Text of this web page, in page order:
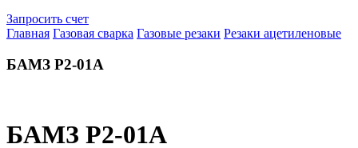
Запросить счет
Главная Газовая сварка Газовые резаки Резаки ацетиленовые
БАМЗ Р2-01А
БАМЗ Р2-01А